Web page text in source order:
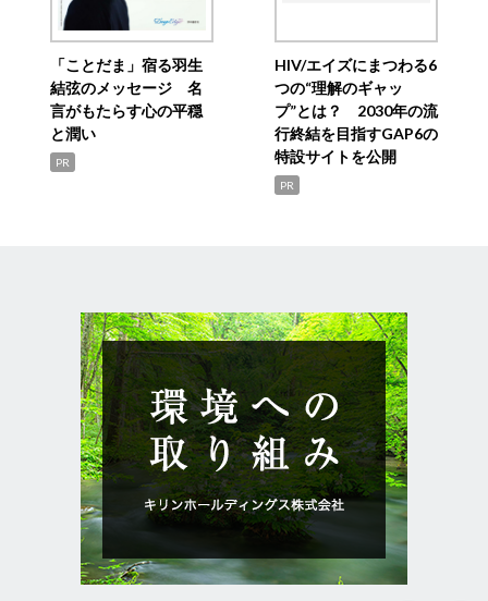
「ことだま」宿る羽生
結弦のメッセージ 名
言がもたらす心の平穏
と潤い
PR
HIV/エイズにまつわる6
つの“理解のギャッ
プ”とは？ 2030年の流
行終結を目指すGAP6の
特設サイトを公開
PR